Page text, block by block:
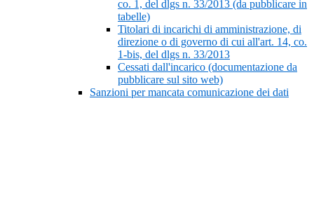
co. 1, del dlgs n. 33/2013 (da pubblicare in
tabelle)
Titolari di incarichi di amministrazione, di
direzione o di governo di cui all'art. 14, co.
1-bis, del dlgs n. 33/2013
Cessati dall'incarico (documentazione da
pubblicare sul sito web)
Sanzioni per mancata comunicazione dei dati